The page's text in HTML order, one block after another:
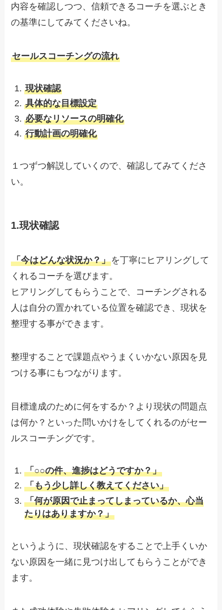
内容を確認しつつ、信頼できるコーチを選ぶとき
の基準にしてみてくださいね。
セールスコーチングの流れ
現状確認
具体的な目標設定
必要なリソースの明確化
行動計画の明確化
１つずつ解説していくので、確認してみてくださ
い。
1.現状確認
「今はどんな状況か？」を丁寧にヒアリングして
くれるコーチを選びます。
ヒアリングしてもらうことで、コーチングされる
人は自分の置かれている位置を確認でき、現状を
整理する事ができます。
整理することで課題点やうまくいかない原因を見
つける事にもつながります。
目標達成のために何をするか？より現状の問題点
は何か？といった問いかけをしてくれるのがセー
ルスコーチングです。
「○○の件、進捗はどうですか？」
「もう少し詳しく教えてください」
「何が原因で止まってしまっているか、心当
たりはありますか？」
というように、現状確認をすることで上手くいか
ない原因を一緒に見つけ出してもらうことができ
ます。